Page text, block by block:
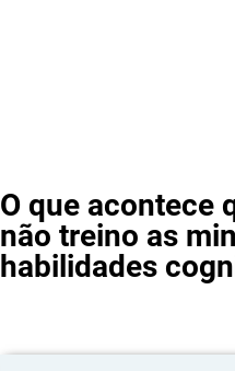
O que acontece
não treino as
habilidades